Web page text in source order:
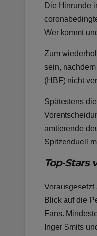
Die Hinrunde
Wer kommt
Zum
sein,
(HBF) nicht
Spätestens
amtierende
Spitzenduell
Top-Stars
Vorausgesetzt
Blick auf die
Fans.
Inger Smits